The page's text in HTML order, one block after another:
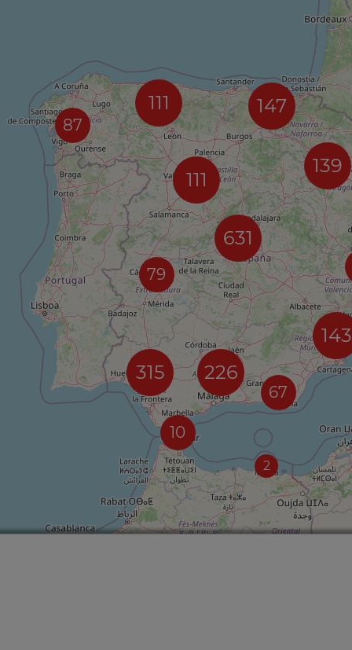
87
111 147
2
111
79
631
10
226
315
139
67
143